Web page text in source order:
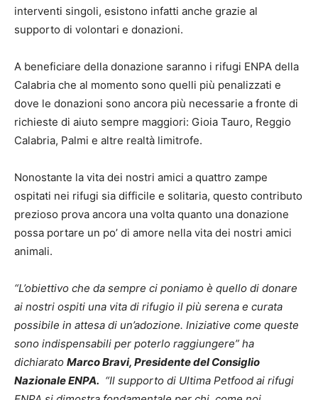
interventi singoli, esistono infatti anche grazie al
supporto di volontari e donazioni.
A beneficiare della donazione saranno i rifugi ENPA della
Calabria che al momento sono quelli più penalizzati e
dove le donazioni sono ancora più necessarie a fronte di
richieste di aiuto sempre maggiori: Gioia Tauro, Reggio
Calabria, Palmi e altre realtà limitrofe.
Nonostante la vita dei nostri amici a quattro zampe
ospitati nei rifugi sia difficile e solitaria, questo contributo
prezioso prova ancora una volta quanto una donazione
possa portare un po’ di amore nella vita dei nostri amici
animali.
“L’obiettivo che da sempre ci poniamo è quello di donare
ai nostri ospiti una vita di rifugio il più serena e curata
possibile in attesa di un’adozione. Iniziative come queste
sono indispensabili per poterlo raggiungere” ha
dichiarato Marco Bravi, Presidente del Consiglio
Nazionale ENPA. “Il supporto di Ultima Petfood ai rifugi